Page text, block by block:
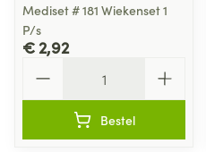
Mediset # 181 Wiekenset 1
P/s
€ 2,92
Bestel